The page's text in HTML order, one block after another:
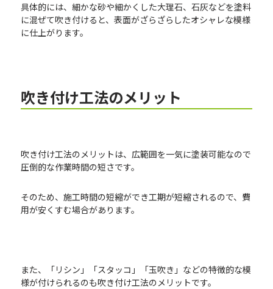
具体的には、細かな砂や細かくした大理石、石灰などを塗料
に混ぜて吹き付けると、表面がざらざらしたオシャレな模様
に仕上がります。
吹き付け工法のメリット
吹き付け工法のメリットは、広範囲を一気に塗装可能なので
圧倒的な作業時間の短さです。
そのため、施工時間の短縮ができ工期が短縮されるので、費
用が安くすむ場合があります。
また、「リシン」「スタッコ」「玉吹き」などの特徴的な模
様が付けられるのも吹き付け工法のメリットです。